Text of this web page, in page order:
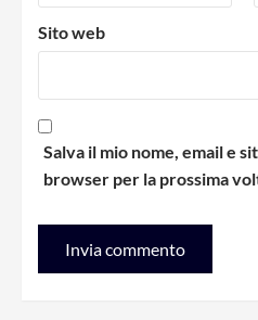
Sito web
Salva il mio nome, email e
browser per la prossima